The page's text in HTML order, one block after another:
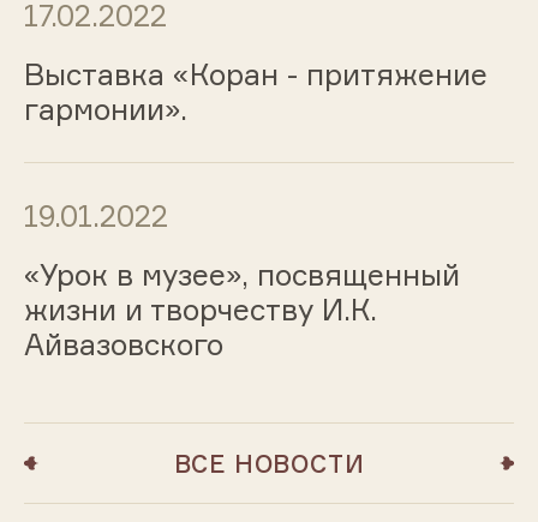
17.02.2022
Выставка «Коран - притяжение
гармонии».
19.01.2022
«Урок в музее», посвященный
жизни и творчеству И.К.
Айвазовского
ВСЕ НОВОСТИ